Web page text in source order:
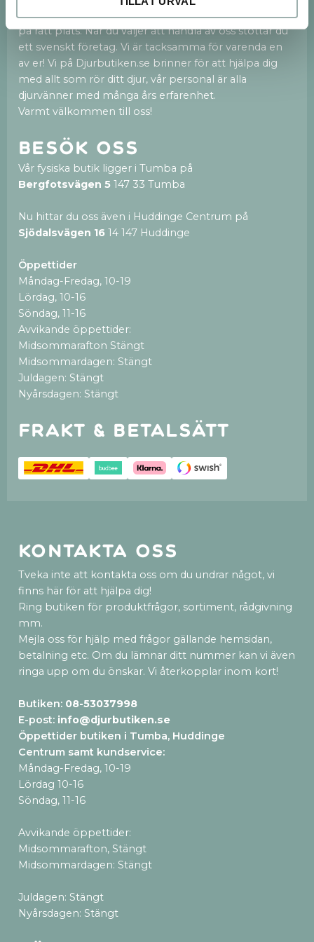
Vi är en fristående och privatägd djurbutik med hjärtat
på rätt plats. När du väljer att handla av oss stöttar du
ett svenskt företag. Vi är tacksamma för varenda en
av er! Vi på Djurbutiken.se brinner för att hjälpa dig
med allt som rör ditt djur, vår personal är alla
djurvänner med många års erfarenhet.
Varmt välkommen till oss!
Besök oss
Vår fysiska butik ligger i Tumba på
Bergfotsvägen 5 147 33 Tumba
Nu hittar du oss även i Huddinge Centrum på
Sjödalsvägen 16 14 147 Huddinge
Öppettider
Måndag-Fredag, 10-19
Lördag, 10-16
Söndag, 11-16
Avvikande öppettider:
Midsommarafton Stängt
Midsommardagen: Stängt
Juldagen: Stängt
Nyårsdagen: Stängt
Frakt & betalsätt
Kontakta oss
Tveka inte att kontakta oss om du undrar något, vi
finns här för att hjälpa dig!
Ring butiken för produktfrågor, sortiment, rådgivning
mm.
Mejla oss för hjälp med frågor gällande hemsidan,
betalning etc. Om du lämnar ditt nummer kan vi även
ringa upp om du önskar. Vi återkopplar inom kort!
Butiken: 08-53037998
E-post: info@djurbutiken.se
Öppettider butiken i Tumba, Huddinge
Centrum samt kundservice:
Måndag-Fredag, 10-19
Lördag 10-16
Söndag, 11-16
Avvikande öppettider:
Midsommarafton, Stängt
Midsommardagen: Stängt
Juldagen: Stängt
Nyårsdagen: Stängt